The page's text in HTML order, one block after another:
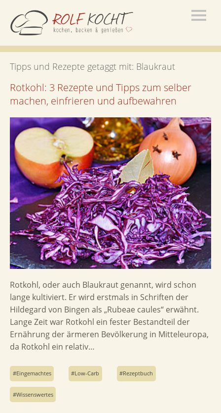
Tipps und Rezepte getaggt mit: Blaukraut
Rotkohl: 3 Rezepte und Tipps zum selber
machen, einfrieren und aufbewahren
Rotkohl, oder auch Blaukraut genannt, wird schon
lange kultiviert. Er wird erstmals in Schriften der
Hildegard von Bingen als „Rubeae caules“ erwähnt.
Lange Zeit war Rotkohl ein fester Bestandteil der
Ernährung der ärmeren Bevölkerung in Mitteleuropa,
da Rotkohl ein relativ…
Eingemachtes Low-Carb Rezeptbuch
Wissenswertes